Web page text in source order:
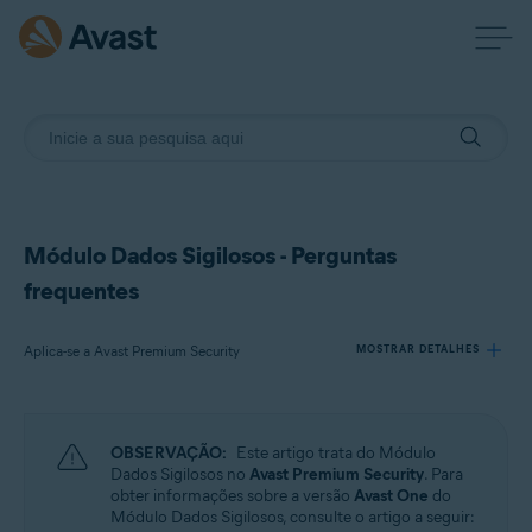
Módulo Dados Sigilosos - Perguntas
frequentes
Aplica-se a Avast Premium Security MOSTRAR DETALHES
Avast Premium Security
Sistemas operacionais:
OBSERVAÇÃO: Este artigo trata do Módulo
Dados Sigilosos no Avast Premium Security. Para
obter informações sobre a versão Avast One do
Módulo Dados Sigilosos, consulte o artigo a seguir: